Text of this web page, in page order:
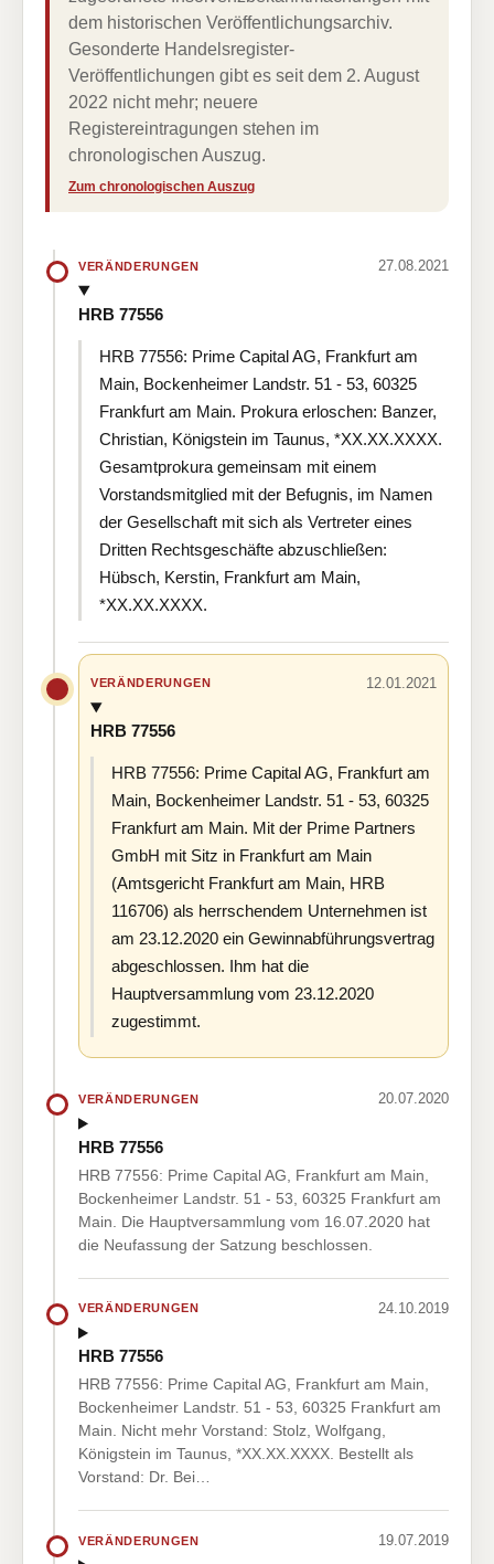
dem historischen Veröffentlichungsarchiv.
Gesonderte Handelsregister-
Veröffentlichungen gibt es seit dem 2. August
2022 nicht mehr; neuere
Registereintragungen stehen im
chronologischen Auszug.
Zum chronologischen Auszug
VERÄNDERUNGEN 27.08.2021
HRB 77556
HRB 77556: Prime Capital AG, Frankfurt am
Main, Bockenheimer Landstr. 51 - 53, 60325
Frankfurt am Main. Prokura erloschen: Banzer,
Christian, Königstein im Taunus, *XX.XX.XXXX.
Gesamtprokura gemeinsam mit einem
Vorstandsmitglied mit der Befugnis, im Namen
der Gesellschaft mit sich als Vertreter eines
Dritten Rechtsgeschäfte abzuschließen:
Hübsch, Kerstin, Frankfurt am Main,
*XX.XX.XXXX.
VERÄNDERUNGEN 12.01.2021
HRB 77556
HRB 77556: Prime Capital AG, Frankfurt am
Main, Bockenheimer Landstr. 51 - 53, 60325
Frankfurt am Main. Mit der Prime Partners
GmbH mit Sitz in Frankfurt am Main
(Amtsgericht Frankfurt am Main, HRB
116706) als herrschendem Unternehmen ist
am 23.12.2020 ein Gewinnabführungsvertrag
abgeschlossen. Ihm hat die
Hauptversammlung vom 23.12.2020
zugestimmt.
VERÄNDERUNGEN 20.07.2020
HRB 77556
HRB 77556: Prime Capital AG, Frankfurt am Main,
Bockenheimer Landstr. 51 - 53, 60325 Frankfurt am
Main. Die Hauptversammlung vom 16.07.2020 hat
die Neufassung der Satzung beschlossen.
VERÄNDERUNGEN 24.10.2019
HRB 77556
HRB 77556: Prime Capital AG, Frankfurt am Main,
Bockenheimer Landstr. 51 - 53, 60325 Frankfurt am
Main. Nicht mehr Vorstand: Stolz, Wolfgang,
Königstein im Taunus, *XX.XX.XXXX. Bestellt als
Vorstand: Dr. Bei…
VERÄNDERUNGEN 19.07.2019